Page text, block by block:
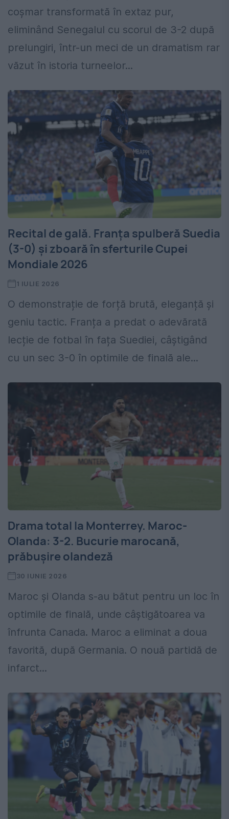
coșmar transformată în extaz pur,
eliminând Senegalul cu scorul de 3-2 după
prelungiri, într-un meci de un dramatism rar
văzut în istoria turneelor...
Recital de gală. Franța spulberă Suedia
(3-0) și zboară în sferturile Cupei
Mondiale 2026
1 IULIE 2026
O demonstrație de forță brută, eleganță și
geniu tactic. Franța a predat o adevărată
lecție de fotbal în fața Suediei, câștigând
cu un sec 3-0 în optimile de finală ale...
Drama total la Monterrey. Maroc-
Olanda: 3-2. Bucurie marocană,
prăbușire olandeză
30 IUNIE 2026
Maroc și Olanda s-au bătut pentru un loc în
optimile de finală, unde câștigătoarea va
înfrunta Canada. Maroc a eliminat a doua
favorită, după Germania. O nouă partidă de
infarct...